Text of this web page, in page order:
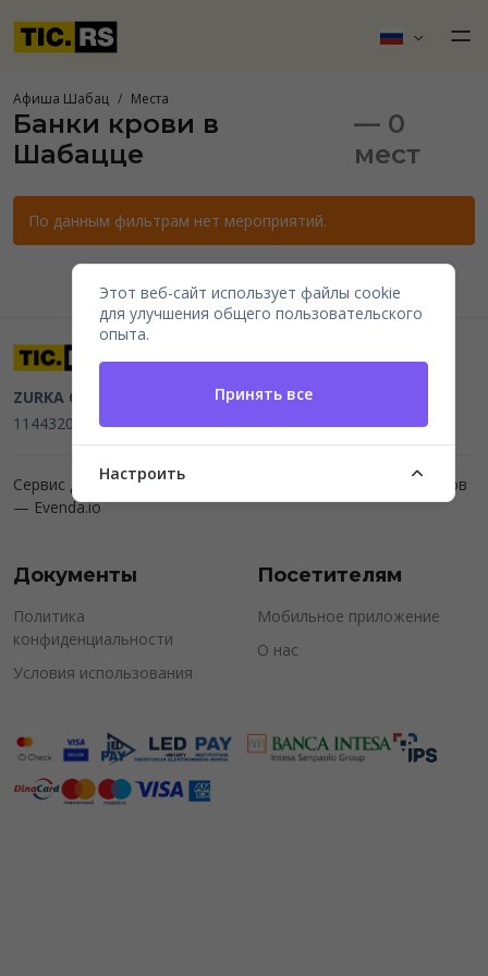
Афиша Шабац Места
Банки крови в
Шабацце
— 0
мест
По данным фильтрам нет мероприятий.
ZURKA CE BITI DOO Beograd, Kraljice Natalije 11
114432064, MB 22023195,mail@tic.rs, +381 63 173 3142
Сервис для организаторов мероприятий и продажи билетов
— Evenda.io
Документы
Политика
конфиденциальности
Условия использования
Посетителям
Мобильное приложение
О нас
Этот веб-сайт использует файлы cookie
для улучшения общего пользовательского
опыта.
Принять все
Настроить